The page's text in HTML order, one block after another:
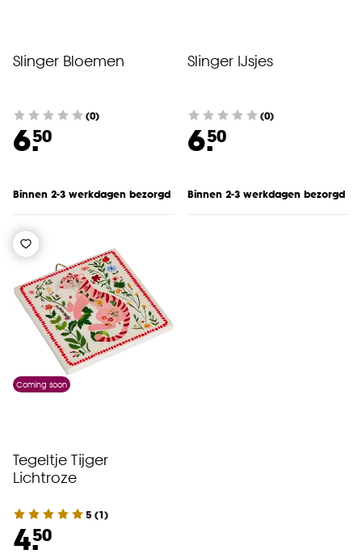
Slinger Bloemen
(0)
6.50
Binnen 2-3 werkdagen bezorgd
Slinger IJsjes
(0)
6.50
Binnen 2-3 werkdagen bezorgd
Coming soon
Tegeltje Tijger
Lichtroze
5 (1)
4.50